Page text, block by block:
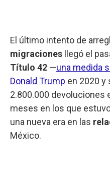
El último intento de
migraciones
llegó el
Título 42 —una medida
Donald Trump en 2020 y
2.800.000 devoluciones
meses en los que
una nueva era en las
México.